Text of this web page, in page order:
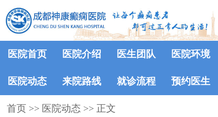
医院首页 医院介绍 医生团队 医院环境
医院动态 来院路线 就诊流程 预约医生
首页 >> 医院动态 >> 正文